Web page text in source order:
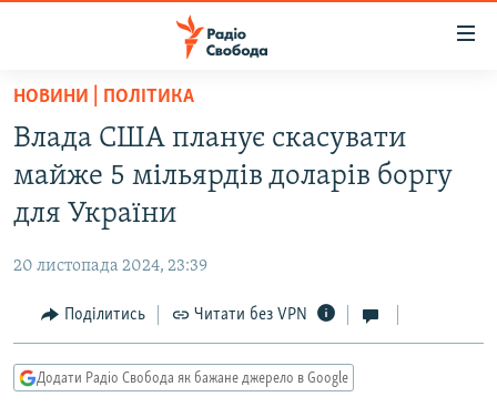
Перейти
основного
матеріалу
Перейти
до
основної
Перейти
до
пошуку
ВСЕ ЗА ДОБУ
СТАТТІ
ЕКОНОМІКА
СУСПІЛЬСТВО
РОСІЙСЬКА «ФІЛЬТРАЦІЯ»
ДОНБАС.РЕАЛІЇ
ТИ ЯК?
НОВИНИ | ПОЛІТИКА
Влада США планує скасувати
майже 5 мільярдів доларів боргу
для України
20 листопада 2024, 23:39
Поділитись Читати без VPN
Додати Радіо Свобода як бажане джерело в Google